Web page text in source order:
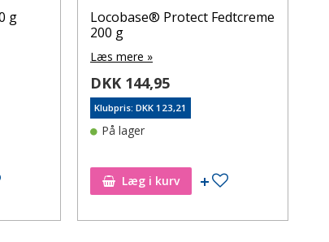
g
Tilføj til ønskeseddel
Locobase® Protect Fedtcreme
200 g
Læs mere »
DKK 144,95
Klubpris: DKK 123,21
På lager
Læg i kurv Tilføj til ønskeseddel